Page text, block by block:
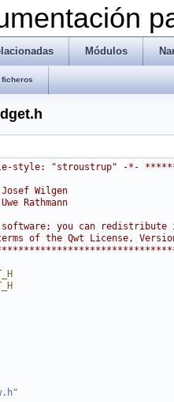
Módulos
ficheros
style: "stroustrup" -*-
Wilgen
Rathmann
you can redistribute
of the Qwt License,
"